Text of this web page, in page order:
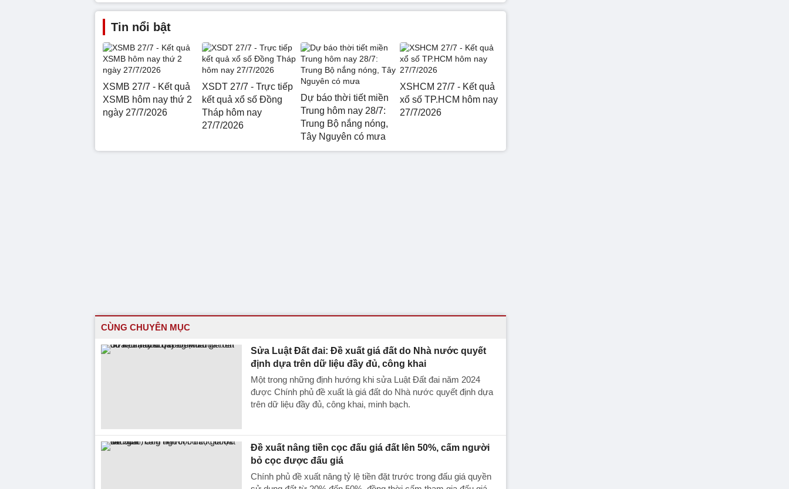
Tin nổi bật
XSMB 27/7 - Kết quả
XSMB hôm nay thứ 2
ngày 27/7/2026
XSDT 27/7 - Trực tiếp
kết quả xổ số Đồng
Tháp hôm nay
27/7/2026
Dự báo thời tiết miền
Trung hôm nay 28/7:
Trung Bộ nắng nóng,
Tây Nguyên có mưa
XSHCM 27/7 - Kết quả
xổ số TP.HCM hôm nay
27/7/2026
CÙNG CHUYÊN MỤC
Sửa Luật Đất đai: Đề xuất giá đất do Nhà nước quyết
định dựa trên dữ liệu đầy đủ, công khai
Một trong những định hướng khi sửa Luật Đất đai năm 2024
được Chính phủ đề xuất là giá đất do Nhà nước quyết định dựa
trên dữ liệu đầy đủ, công khai, minh bạch.
Đề xuất nâng tiền cọc đấu giá đất lên 50%, cấm người
bỏ cọc được đấu giá
Chính phủ đề xuất nâng tỷ lệ tiền đặt trước trong đấu giá quyền